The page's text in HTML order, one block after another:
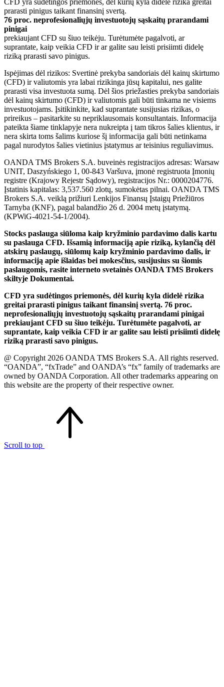
prarasti pinigus taikant finansinį svertą.
76 proc. neprofesionaliųjų investuotojų sąskaitų prarandami
pinigai
prekiaujant CFD su šiuo teikėju. Turėtumėte pagalvoti, ar
suprantate, kaip veikia CFD ir ar galite sau leisti prisiimti didelę
riziką prarasti savo pinigus.
Ispėjimas dėl rizikos: Svertinė prekyba sandoriais dėl kainų skirtumo
(CFD) ir valiutomis yra labai rizikinga jūsų kapitalui, nes galite
prarasti visa investuota sumą. Dėl šios priežasties prekyba sandoriais
dėl kainų skirtumo (CFD) ir valiutomis gali būti tinkama ne visiems
investuotojams. Įsitikinkite, kad suprantate susijusias rizikas, o
prireikus – pasitarkite su nepriklausomais konsultantais. Informacija
pateikta šiame tinklapyje nera nukreipta į tam tikros šalies klientus, ir
nera skirta toms šalims kuriose šį informacija gali būti netinkama
pagal nurodytos šalies vietinius įstatymus ar teisinius reguliavimus.
OANDA TMS Brokers S.A. buveinės registracijos adresas: Warsaw
UNIT, Daszyńskiego 1, 00-843 Varšuva, įmonė registruota Įmonių
registre (Krajowy Rejestr Sądowy), registracijos Nr.: 0000204776.
Įstatinis kapitalas: 3,537.560 zlotų, sumokėtas pilnai. OANDA TMS
Brokers S.A. veiklą prižiuri Lenkijos Finansų Įstaigų Priežiūros
Tarnyba (KNF), pagal balandžio 26 d. 2004 metų įstatymą.
(KPWiG-4021-54-1/2004).
Stocks paslauga siūloma kaip kryžminio pardavimo dalis kartu
su paslauga CFD. Išsamią informaciją apie riziką, kylančią dėl
atskirų paslaugų, siūlomų kaip kryžminio pardavimo dalis, ir
informaciją apie išlaidas bei mokesčius, susijusius su šiomis
paslaugomis, rasite interneto svetainės OANDA TMS Brokers
skiltyje Dokumentai.
CFD yra sudėtingos priemonės, dėl kurių kyla didelė rizika
greitai prarasti pinigus taikant finansinį svertą. 76 proc.
neprofesionaliųjų investuotojų sąskaitų prarandami pinigai
prekiaujant CFD su šiuo teikėju. Turėtumėte pagalvoti, ar
suprantate, kaip veikia CFD ir ar galite sau leisti prisiimti didelę
riziką prarasti savo pinigus.
@ Copyright 2026 OANDA TMS Brokers S.A. All rights reserved.
“OANDA”, “fxTrade” and OANDA’s “fx” family of trademarks are
owned by OANDA Corporation. All other trademarks appearing on
this website are the property of their respective owner.
Scroll to top